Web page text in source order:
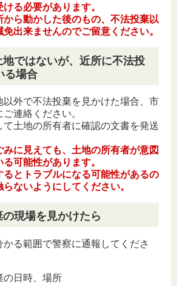
る必要があります。
から動かした後のもの、不法投棄以
出来ませんのでご留意ください。
地ではないが、近所に不法投
る場合
以外で不法投棄を見かけた場合、市
連絡ください。
て土地の所有者に確認の文書を発送
みに見えても、土地の所有者が意図
可能性があります。
るとトラブルになる可能性があるの
ないようにしてください。
現場を見かけたら
かる範囲で警察に通報してくださ
の日時、場所